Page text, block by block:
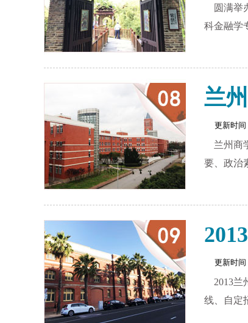
圆满举
科金融学
兰
更新时
兰州商
要、政治
更新时
2013兰
线、自定